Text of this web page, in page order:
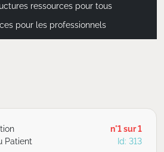
ressources pour tous
pour les professionnels
Patient
n°1 sur 1
Id: 313